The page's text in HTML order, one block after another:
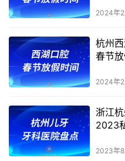
2024年2
杭州
春节
2024年2
浙江
2023
2023年8